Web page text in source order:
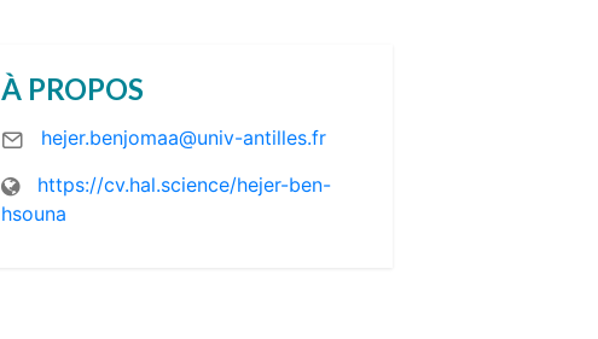
À PROPOS
hejer.benjomaa@univ-antilles.fr
https://cv.hal.science/hejer-ben-
hsouna